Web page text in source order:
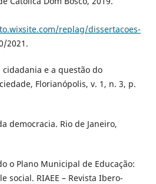
replag/dissertacoes-
2021.
cidadania e a questão do
Florianópolis, v. 1, n. 3, p.
democracia. Rio de Janeiro,
o Plano Municipal de Educação:
social. RIAEE – Revista Ibero-